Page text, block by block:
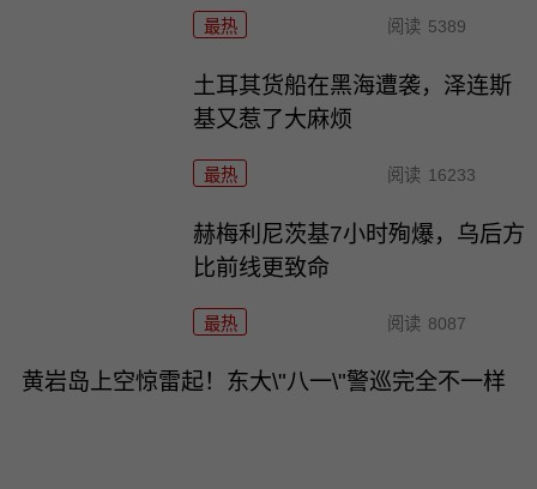
最热 阅读 5389
土耳其货船在黑海遭袭，泽连斯
基又惹了大麻烦
最热 阅读 16233
赫梅利尼茨基7小时殉爆，乌后方
比前线更致命
最热 阅读 8087
黄岩岛上空惊雷起！东大\"八一\"警巡完全不一样